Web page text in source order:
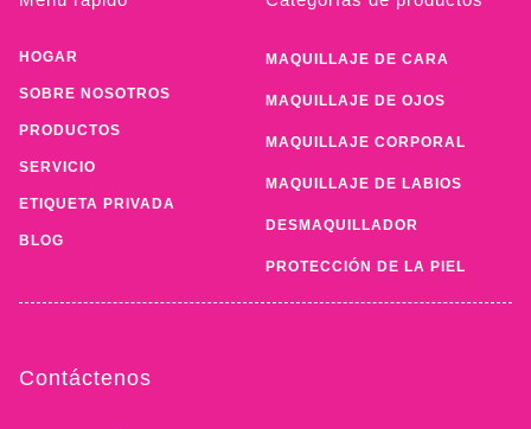
HOGAR
SOBRE NOSOTROS
PRODUCTOS
SERVICIO
ETIQUETA PRIVADA
BLOG
MAQUILLAJE DE CARA
MAQUILLAJE DE OJOS
MAQUILLAJE CORPORAL
MAQUILLAJE DE LABIOS
DESMAQUILLADOR
PROTECCIÓN DE LA PIEL
Contáctenos